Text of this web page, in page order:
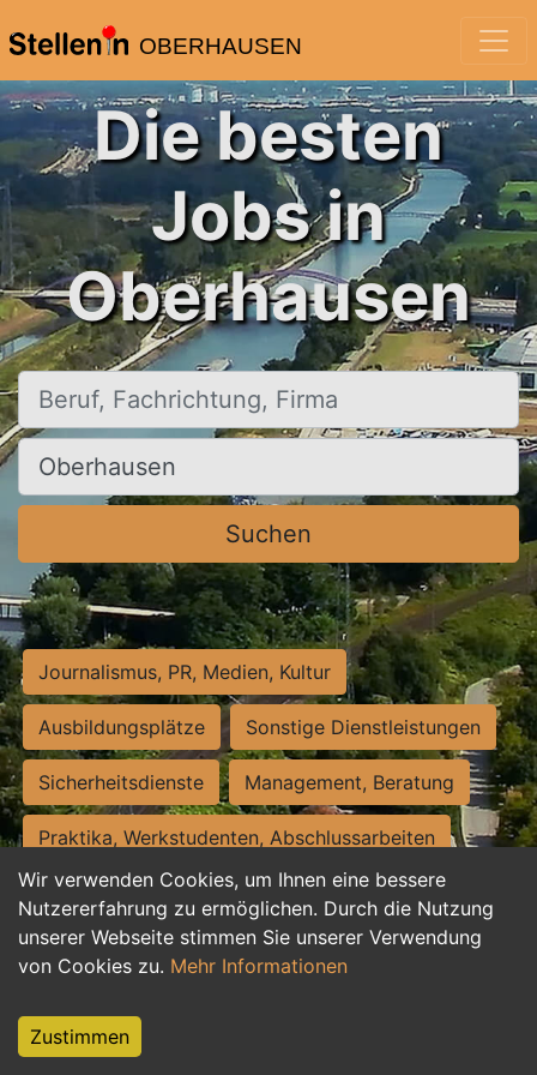
OBERHAUSEN
Wir verwenden Cookies, um Ihnen eine bessere
Nutzererfahrung zu ermöglichen. Durch die Nutzung
unserer Webseite stimmen Sie unserer Verwendung
von Cookies zu. Mehr Informationen
Zustimmen
Die besten
Jobs in
Oberhausen
Beruf, Fachrichtung, Firma
Ort, Stadt
Suchen
Journalismus, PR, Medien, Kultur
Ausbildungsplätze Sonstige Dienstleistungen
Sicherheitsdienste Management, Beratung
Praktika, Werkstudenten, Abschlussarbeiten
Personalwesen Assistenz, Sekretariat
Hilfskräfte, Aushilfs- und Nebenjobs
Weiterbildung, Studium, duale Ausbildung